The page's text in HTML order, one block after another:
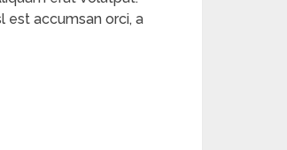
est accumsan orci, a